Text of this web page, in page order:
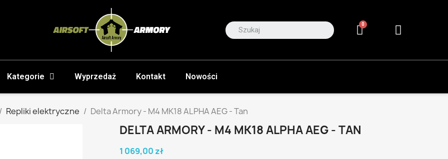
Kategorie Wyprzedaż Kontakt Nowości
Repliki elektryczne Delta Armory - M4 MK18 ALPHA AEG - Tan
DELTA ARMORY - M4 MK18 ALPHA AEG - TAN
1 069,00 zł